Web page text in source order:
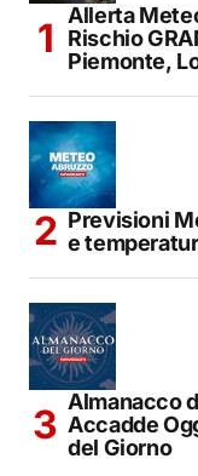
Allerta
Rischio
Piemonte,
Previsioni
e
Almanacco
Accadde
del Giorno